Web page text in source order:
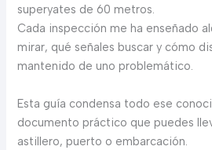
superyates de 60 metros.
Cada inspección me ha enseñado
mirar, qué señales buscar y cómo
mantenido de uno problemático.
Esta guía condensa todo ese
documento práctico que puedes
astillero, puerto o embarcación.